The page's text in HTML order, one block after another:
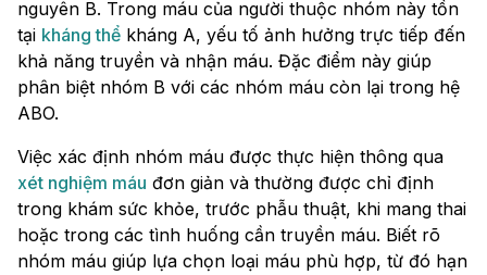
nguyên B. Trong máu của người thuộc nhóm này tồn
tại kháng thể kháng A, yếu tố ảnh hưởng trực tiếp đến
khả năng truyền và nhận máu. Đặc điểm này giúp
phân biệt nhóm B với các nhóm máu còn lại trong hệ
ABO.
Việc xác định nhóm máu được thực hiện thông qua
xét nghiệm máu đơn giản và thường được chỉ định
trong khám sức khỏe, trước phẫu thuật, khi mang thai
hoặc trong các tình huống cần truyền máu. Biết rõ
nhóm máu giúp lựa chọn loại máu phù hợp, từ đó hạn